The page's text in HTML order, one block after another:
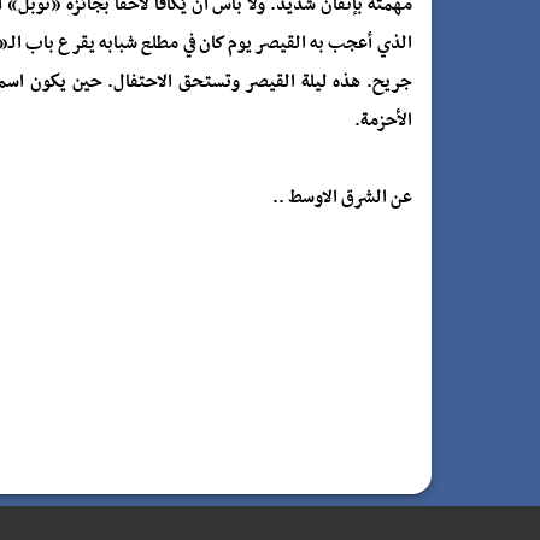
الذي أعجب به القيصر يوم كان في مطلع شبابه يقرع
جريح. هذه ليلة القيصر وتستحق الاحتفال. حين يكون
الأحزمة.
عن الشرق الاوسط ..